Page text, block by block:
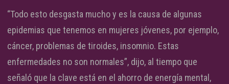
“Todo esto desgasta mucho y es la causa de algunas
epidemias que tenemos en mujeres jóvenes, por ejemplo,
cáncer, problemas de tiroides, insomnio. Estas
enfermedades no son normales”, dijo, al tiempo que
señaló que la clave está en el ahorro de energía mental,